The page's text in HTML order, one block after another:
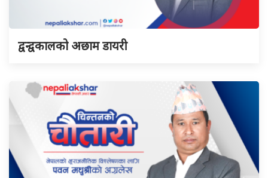
द्वन्द्वकालको अछाम डायरी